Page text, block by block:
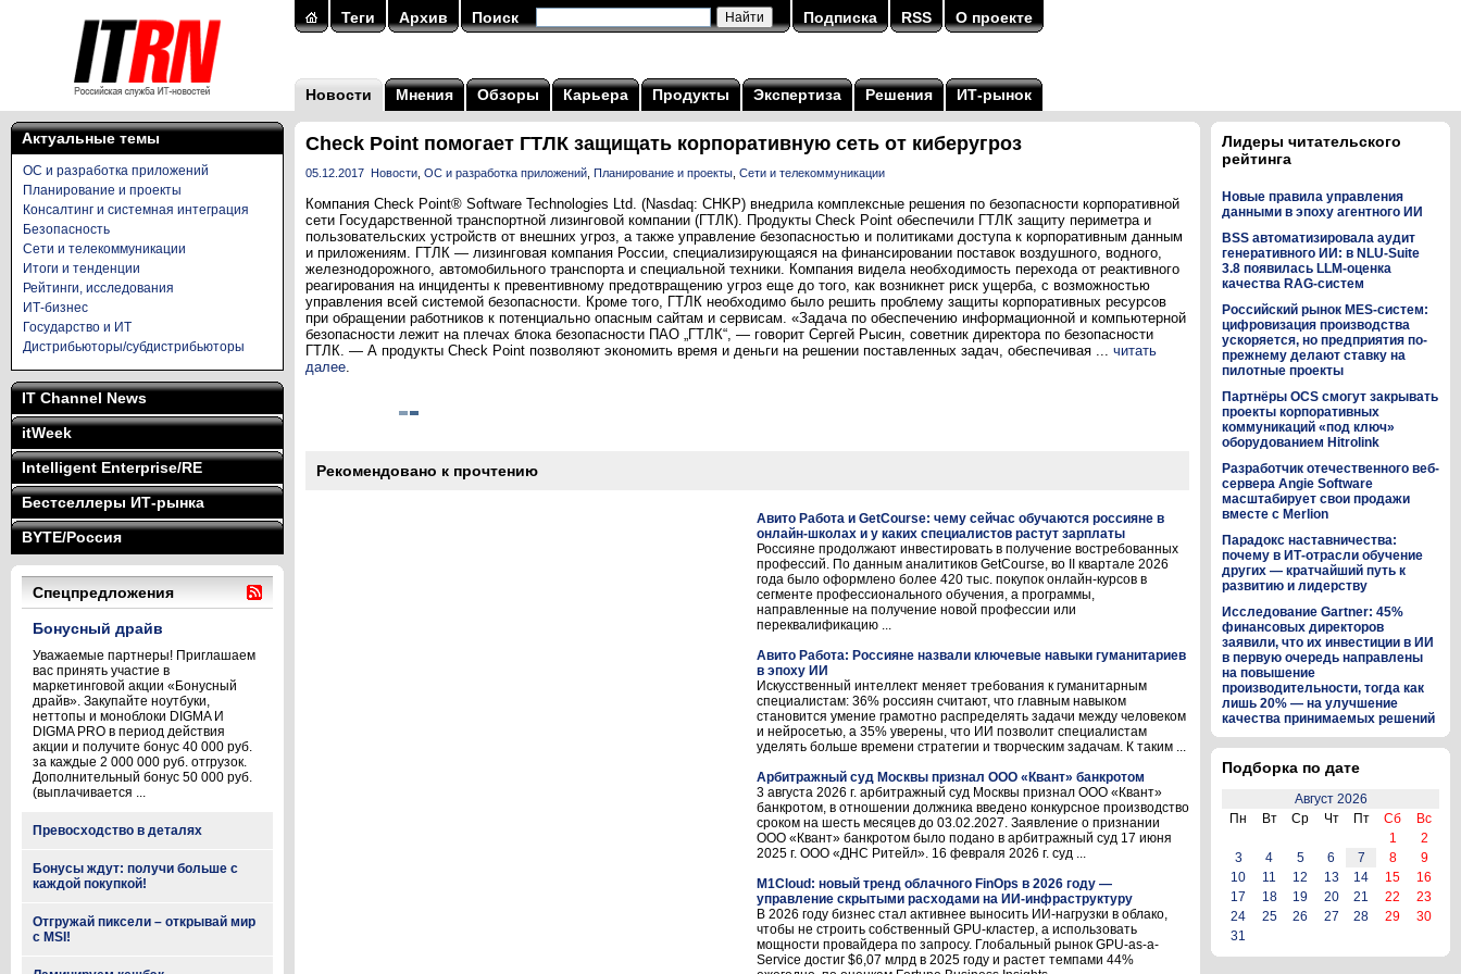
Теги Архив Поиск Подписка RSS О проекте
Новости Мнения Обзоры Карьера Продукты Экспертиза Решения ИТ-рынок
Актуальные темы
ОС и разработка приложений
Планирование и проекты
Консалтинг и системная интеграция
Безопасность
Сети и телекоммуникации
Итоги и тенденции
Рейтинги, исследования
ИТ-бизнес
Государство и ИТ
Дистрибьюторы/субдистрибьюторы
IT Channel News
itWeek
Intelligent Enterprise/RE
Бестселлеры ИТ-рынка
BYTE/Россия
Спецпредложения
Бонусный драйв
Уважаемые партнеры! Приглашаем
вас принять участие в
маркетинговой акции «Бонусный
драйв». Закупайте ноутбуки,
неттопы и моноблоки DIGMA И
DIGMA PRO в период действия
акции и получите бонус 40 000 руб.
за каждые 2 000 000 руб. отгрузок.
Дополнительный бонус 50 000 руб.
(выплачивается ...
Превосходство в деталях
Бонусы ждут: получи больше с
каждой покупкой!
Отгружай пиксели – открывай мир
с MSI!
Check Point помогает ГТЛК защищать корпоративную сеть от киберугроз
05.12.2017 Новости ОС и разработка приложений Планирование и проекты Сети и телекоммуникации
Компания Check Point® Software Technologies Ltd. (Nasdaq: CHKP) внедрила комплексные решения по безопасности корпоративной
сети Государственной транспортной лизинговой компании (ГТЛК). Продукты Check Point обеспечили ГТЛК защиту периметра и
пользовательских устройств от внешних угроз, а также управление безопасностью и политиками доступа к корпоративным данным
и приложениям. ГТЛК — лизинговая компания России, специализирующаяся на финансировании поставок воздушного, водного,
железнодорожного, автомобильного транспорта и специальной техники. Компания видела необходимость перехода от реактивного
реагирования на инциденты к превентивному предотвращению угроз еще до того, как возникнет риск ущерба, с возможностью
управления всей системой безопасности. Кроме того, ГТЛК необходимо было решить проблему защиты корпоративных ресурсов
при обращении работников к потенциально опасным сайтам и сервисам. «Задача по обеспечению информационной и компьютерной
безопасности лежит на плечах блока безопасности ПАО „ГТЛК“, — говорит Сергей Рысин, советник директора по безопасности
ГТЛК. — А продукты Check Point позволяют экономить время и деньги на решении поставленных задач, обеспечивая ... читать
далее.
Рекомендовано к прочтению
Авито Работа и GetCourse: чему сейчас обучаются россияне в
онлайн-школах и у каких специалистов растут зарплаты
Россияне продолжают инвестировать в получение востребованных
профессий. По данным аналитиков GetCourse, во II квартале 2026
года было оформлено более 420 тыс. покупок онлайн-курсов в
сегменте профессионального обучения, а программы,
направленные на получение новой профессии или
переквалификацию ...
Авито Работа: Россияне назвали ключевые навыки гуманитариев
в эпоху ИИ
Искусственный интеллект меняет требования к гуманитарным
специалистам: 36% россиян считают, что главным навыком
становится умение грамотно распределять задачи между человеком
и нейросетью, а 35% уверены, что ИИ позволит специалистам
уделять больше времени стратегии и творческим задачам. К таким ...
Арбитражный суд Москвы признал ООО «Квант» банкротом
3 августа 2026 г. арбитражный суд Москвы признал ООО «Квант»
банкротом, в отношении должника введено конкурсное производство
сроком на шесть месяцев до 03.02.2027. Заявление о признании
ООО «Квант» банкротом было подано в арбитражный суд 17 июня
2025 г. ООО «ДНС Ритейл». 16 февраля 2026 г. суд ...
M1Cloud: новый тренд облачного FinOps в 2026 году —
управление скрытыми расходами на ИИ-инфраструктуру
В 2026 году бизнес стал активнее выносить ИИ-нагрузки в облако,
чтобы не строить собственный GPU-кластер, а использовать
мощности провайдера по запросу. Глобальный рынок GPU-as-a-
Service достиг $6,07 млрд в 2025 году и растет темпами 44%
Лидеры читательского
рейтинга
Новые правила управления
данными в эпоху агентного ИИ
BSS автоматизировала аудит
генеративного ИИ: в NLU-Suite
3.8 появилась LLM-оценка
качества RAG-систем
Российский рынок MES-систем:
цифровизация производства
ускоряется, но предприятия по-
прежнему делают ставку на
пилотные проекты
Партнёры OCS смогут закрывать
проекты корпоративных
коммуникаций «под ключ»
оборудованием Hitrolink
Разработчик отечественного веб-
сервера Angie Software
масштабирует свои продажи
вместе с Merlion
Парадокс наставничества:
почему в ИТ-отрасли обучение
других — кратчайший путь к
развитию и лидерству
Исследование Gartner: 45%
финансовых директоров
заявили, что их инвестиции в ИИ
в первую очередь направлены
на повышение
производительности, тогда как
лишь 20% — на улучшение
качества принимаемых решений
Подборка по дате
Август 2026
Пн
Вт Ср Чт Пт Сб
Вс
1
2
3
4 5 6 7 8
9
10
11 12 13 14 15
16
17
18 19 20 21 22
23
24
25 26 27 28 29
30
31